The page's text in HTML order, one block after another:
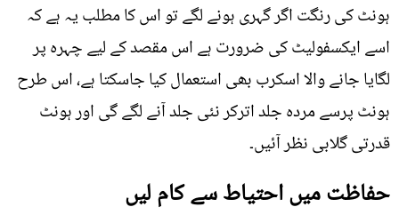
ہونٹ کی رنگت اگر گہری ہونے لگے تو اس کا مطلب یہ ہے کہ
اسے ایکسفولیٹ کی ضرورت ہے اس مقصد کے لیے چہرہ پر
لگایا جانے والا اسکرب بھی استعمال کیا جاسکتا ہے، اس طرح
ہونٹ پرسے مردہ جلد اترکر نئی جلد آنے لگے گی اور ہونٹ
قدرتی گلابی نظر آئیں۔
حفاظت میں احتیاط سے کام لیں